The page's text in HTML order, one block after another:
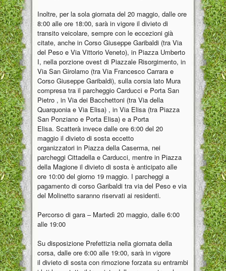
Inoltre, per la sola giornata del 20 maggio, dalle ore
8:00 alle ore 18:00, sarà in vigore il divieto di
transito veicolare, sempre con le eccezioni già
citate, anche in Corso Giuseppe Garibaldi (tra Via
del Peso e Via Vittorio Veneto), in Piazza Umberto
I, nella porzione ovest di Piazzale Risorgimento, in
Via San Girolamo (tra Via Francesco Carrara e
Corso Giuseppe Garibaldi), sulla corsia lato Mura
compresa tra il parcheggio Carducci e Porta San
Pietro , in Via dei Bacchettoni (tra Via della
Quarquonia e Via Elisa) , in Via Elisa (tra Piazza
San Ponziano e Porta Elisa) e a Porta
Elisa. Scatterà invece dalle ore 6:00 del 20
maggio il divieto di sosta eccetto
organizzatori in Piazza della Caserma, nei
parcheggi Cittadella e Carducci, mentre in Piazza
della Magione il divieto di sosta è anticipato alle
ore 10:00 del giorno 19 maggio. I parcheggi a
pagamento di corso Garibaldi tra via del Peso e via
del Molinetto saranno riservati ai residenti.
Percorso di gara – Martedì 20 maggio, dalle 6:00
alle 19:00
Su disposizione Prefettizia nella giornata della
corsa, dalle ore 6:00 alle 19:00, sarà in vigore
il divieto di sosta con rimozione forzata su entrambi